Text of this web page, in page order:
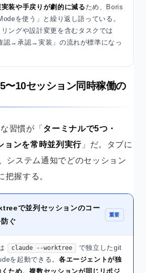
装や手戻りが劇的に減る ため、Boris
を使う」と繰り返し語っている。
ングや設計変更を含むタスクでは
認→承認→実装」の流れが標準になっ
〜10セッション同時稼働の
習慣が「 ターミナルで5つ・
ョンを常時並列実行」だ。タブに
システム通知でどのセッション
把握する。
で並列セッションのコー
ぐ
重要
claude --worktree
で独立したgit
を起動できる。 各エージェントが独
ため、複数セッションが同じリポジ